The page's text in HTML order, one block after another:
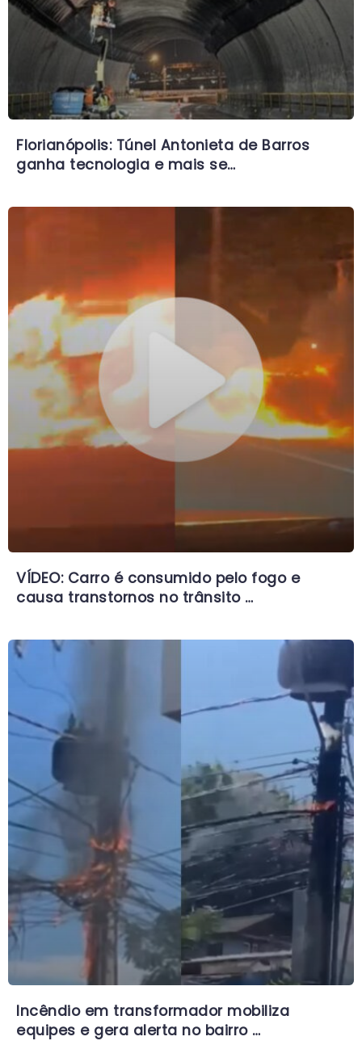
Florianópolis: Túnel Antonieta de Barros
ganha tecnologia e mais se…
VÍDEO: Carro é consumido pelo fogo e
causa transtornos no trânsito …
Incêndio em transformador mobiliza
equipes e gera alerta no bairro …